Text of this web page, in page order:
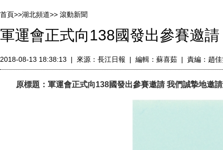
首頁>>湖北頻道>> 滾動新聞
軍運會正式向138國發出參賽邀請
2018-08-13 18:38:13 | 來源： 長江日報 | 編輯：蘇喜茹 | 責編：趙
原標題：軍運會正式向138國發出參賽邀請 我們誠摯地邀